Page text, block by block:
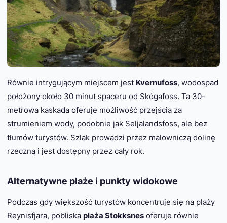
Równie intrygującym miejscem jest Kvernufoss, wodospad
położony około 30 minut spaceru od Skógafoss. Ta 30-
metrowa kaskada oferuje możliwość przejścia za
strumieniem wody, podobnie jak Seljalandsfoss, ale bez
tłumów turystów. Szlak prowadzi przez malowniczą dolinę
rzeczną i jest dostępny przez cały rok.
Alternatywne plaże i punkty widokowe
Podczas gdy większość turystów koncentruje się na plaży
Reynisfjara, pobliska plaża Stokksnes oferuje równie